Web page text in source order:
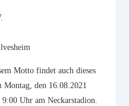
Motto findet auch dieses
Montag, den 16.08.2021
Uhr am Neckarstadion.